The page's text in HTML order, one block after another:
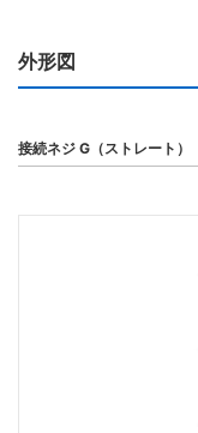
外形図
接続ネジ G（ストレート）